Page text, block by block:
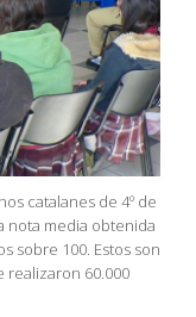
catalanes de 4º de
nota media obtenida
sobre 100. Estos son
realizaron 60.000